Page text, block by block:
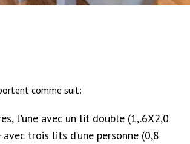
comme suit:
l'une avec un lit double (1,.6X2,0
trois lits d’une personne (0,8